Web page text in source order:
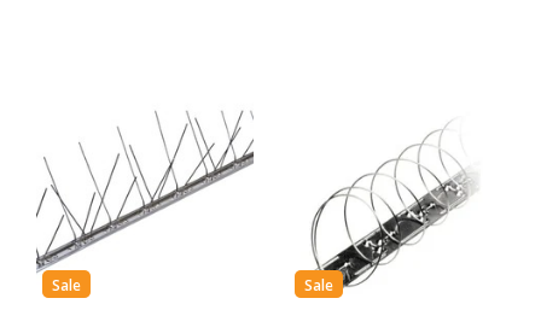
Sale Sale